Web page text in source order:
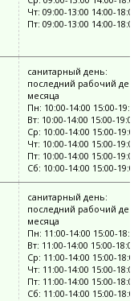
Чт: 09:00-13:00 14:00-18:00
Пт: 09:00-13:00 14:00-18:00
санитарный день:
последний рабочий
месяца
Пн: 10:00-14:00 15:00-
Вт: 10:00-14:00 15:00-19:00
Ср: 10:00-14:00 15:00-19:00
Чт: 10:00-14:00 15:00-19:00
Пт: 10:00-14:00 15:00-19:00
Сб: 10:00-14:00 15:00-19:00
санитарный день:
последний рабочий
месяца
Пн: 11:00-14:00 15:00-
Вт: 11:00-14:00 15:00-18:00
Ср: 11:00-14:00 15:00-18:00
Чт: 11:00-14:00 15:00-18:00
Пт: 11:00-14:00 15:00-18:00
Сб: 11:00-14:00 15:00-18:00